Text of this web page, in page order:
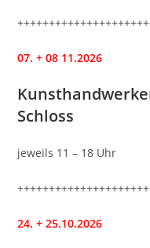
07. + 08 11.2026
Schloss
jeweils 11 – 18 Uhr
24. + 25.10.2026